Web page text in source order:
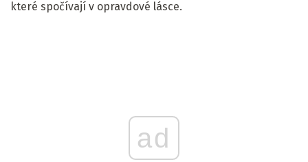
které spočívají v opravdové lásce.
ad